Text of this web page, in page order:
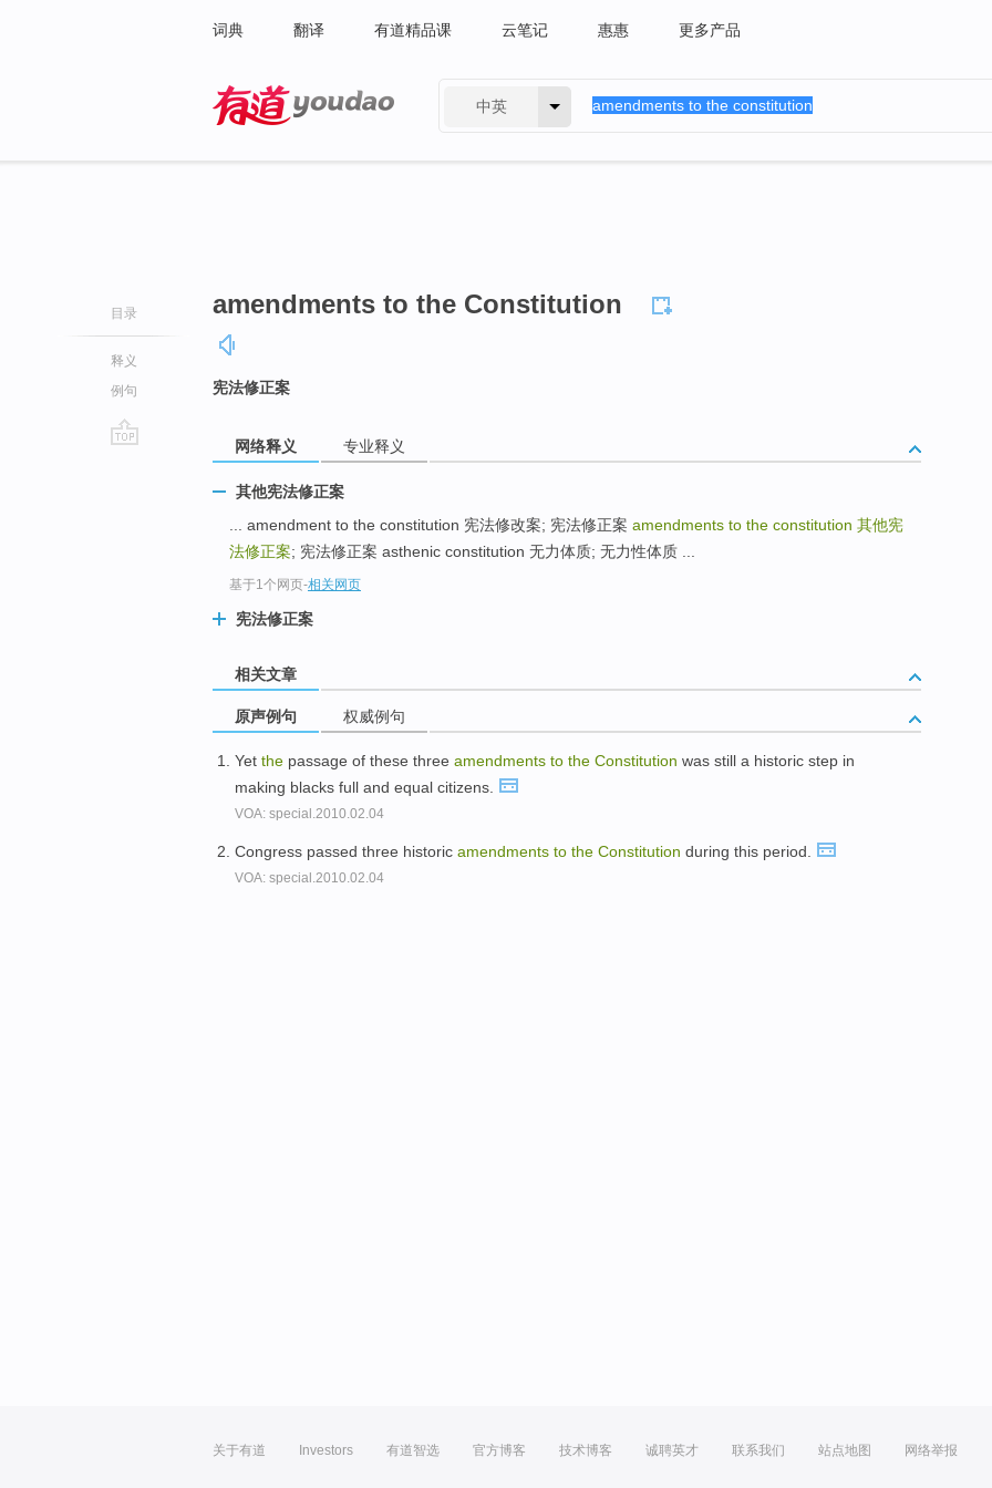
词典 翻译 有道精品课 云笔记 惠惠 更多产品
中英
目录
释义
例句
amendments to the Constitution
宪法修正案
网络释义 专业释义
其他宪法修正案
... amendment to the constitution 宪法修改案; 宪法修正案 amendments to the constitution 其他宪
法修正案; 宪法修正案 asthenic constitution 无力体质; 无力性体质 ...
基于1个网页-相关网页
宪法修正案
相关文章
原声例句 权威例句
Yet the passage of these three amendments to the Constitution was still a historic step in
making blacks full and equal citizens.
VOA: special.2010.02.04
Congress passed three historic amendments to the Constitution during this period.
VOA: special.2010.02.04
关于有道 Investors 有道智选 官方博客 技术博客 诚聘英才 联系我们 站点地图 网络举报